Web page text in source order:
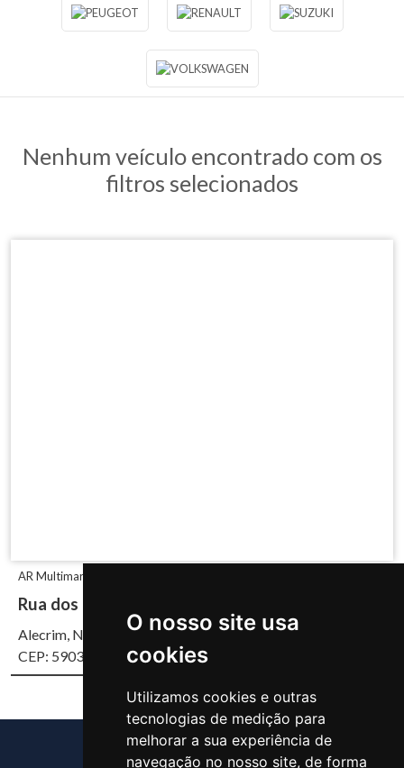
O nosso site usa
cookies
Utilizamos cookies e outras
tecnologias de medição para
melhorar a sua experiência de
navegação no nosso site, de forma
Nenhum veículo encontrado com os
filtros selecionados
AR Multimarcas
Rua dos Caicós, 1660
Alecrim, Natal/RN
CEP: 59037-700